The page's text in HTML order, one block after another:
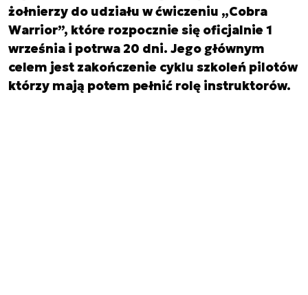
żołnierzy do udziału w ćwiczeniu „Cobra
Warrior”, które rozpocznie się oficjalnie 1
września i potrwa 20 dni. Jego głównym
celem jest zakończenie cyklu szkoleń pilotów
którzy mają potem pełnić rolę instruktorów.